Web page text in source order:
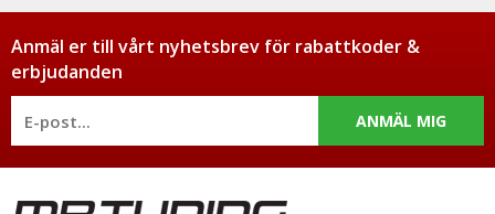
Du har alltid 14 dagars returrätt och om du har några frågor
får du gärna kontakta oss då vi själva har ett brinnande
intresse för bilstyling & biltuning och svarar gladeligen på era
funderingar. På vardagar mellan 09 - 16 kan ni nå oss via
telefon: 0413-32002. Ni når oss även via
Anmäl er till vårt nyhetsbrev för rabattkoder &
erbjudanden
ANMÄL MIG